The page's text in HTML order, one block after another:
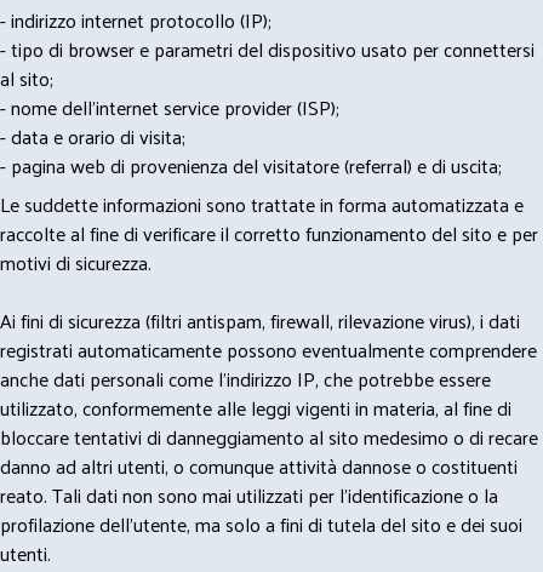
- indirizzo internet protocollo (IP);
- tipo di browser e parametri del dispositivo usato per connettersi
al sito;
- nome dell'internet service provider (ISP);
- data e orario di visita;
- pagina web di provenienza del visitatore (referral) e di uscita;
Le suddette informazioni sono trattate in forma automatizzata e
raccolte al fine di verificare il corretto funzionamento del sito e per
motivi di sicurezza.
Ai fini di sicurezza (filtri antispam, firewall, rilevazione virus), i dati
registrati automaticamente possono eventualmente comprendere
anche dati personali come l'indirizzo IP, che potrebbe essere
utilizzato, conformemente alle leggi vigenti in materia, al fine di
bloccare tentativi di danneggiamento al sito medesimo o di recare
danno ad altri utenti, o comunque attività dannose o costituenti
reato. Tali dati non sono mai utilizzati per l'identificazione o la
profilazione dell'utente, ma solo a fini di tutela del sito e dei suoi
utenti.